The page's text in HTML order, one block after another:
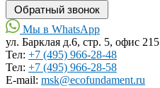
Мы в WhatsApp
ул. Барклая д.6, стр. 5, офис 215
Тел: +7 (495) 966-28-48
Тел: +7 (495) 966-28-58
Е-mail: msk@ecofundament.ru